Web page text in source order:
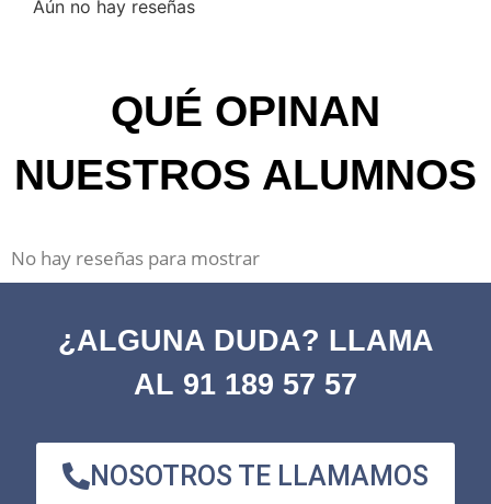
Aún no hay reseñas
QUÉ OPINAN
NUESTROS ALUMNOS
No hay reseñas para mostrar
¿ALGUNA DUDA? LLAMA
AL 91 189 57 57
NOSOTROS TE LLAMAMOS